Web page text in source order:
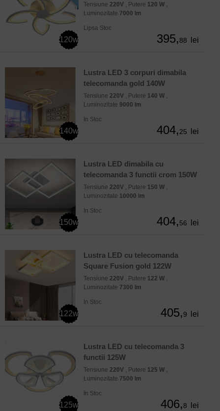
120w
Tensiune 220V , Putere 120 W ,
Luminozitate 7000 lm
Lipsa Stoc
395,88 lei
140w
Lustra LED 3 corpuri dimabila
telecomanda gold 140W
Tensiune 220V , Putere 140 W ,
Luminozitate 9000 lm
In Stoc
404,25 lei
150w
Lustra LED dimabila cu
telecomanda 3 functii crom 150W
Tensiune 220V , Putere 150 W ,
Luminozitate 10000 lm
In Stoc
404,56 lei
122w
Lustra LED cu telecomanda
Square Fusion gold 122W
Tensiune 220V , Putere 122 W ,
Luminozitate 7300 lm
In Stoc
405,9 lei
125w
Lustra LED cu telecomanda 3
functii 125W
Tensiune 220V , Putere 125 W ,
Luminozitate 7500 lm
In Stoc
406,8 lei